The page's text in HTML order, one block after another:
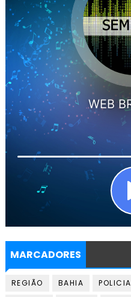
MARCADORES
REGIÃO BAHIA POLICIA